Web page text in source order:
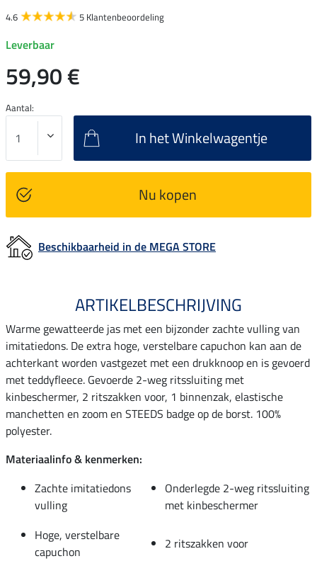
4.6 5 Klantenbeoordeling
Leverbaar
59,90 €
Aantal:
In het Winkelwagentje
Nu kopen
Beschikbaarheid in de MEGA STORE
ARTIKELBESCHRIJVING
Warme gewatteerde jas met een bijzonder zachte vulling van
imitatiedons. De extra hoge, verstelbare capuchon kan aan de
achterkant worden vastgezet met een drukknoop en is gevoerd
met teddyfleece. Gevoerde 2-weg ritssluiting met
kinbeschermer, 2 ritszakken voor, 1 binnenzak, elastische
manchetten en zoom en STEEDS badge op de borst. 100%
polyester.
Materiaalinfo & kenmerken:
Zachte imitatiedons
vulling
Onderlegde 2-weg ritssluiting
met kinbeschermer
Hoge, verstelbare
capuchon
2 ritszakken voor